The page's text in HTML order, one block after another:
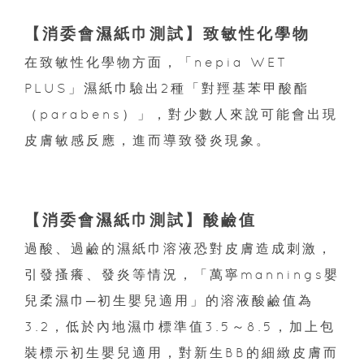
【消委會濕紙巾測試】致敏性化學物
在致敏性化學物方面，「nepia WET
PLUS」濕紙巾驗出2種「對羥基苯甲酸酯
（parabens）」，對少數人來說可能會出現
皮膚敏感反應，進而導致發炎現象。
【消委會濕紙巾測試】酸鹼值
過酸、過鹼的濕紙巾溶液恐對皮膚造成刺激，
引發搔癢、發炎等情況，「萬寧mannings嬰
兒柔濕巾─初生嬰兒適用」的溶液酸鹼值為
3.2，低於內地濕巾標準值3.5～8.5，加上包
裝標示初生嬰兒適用，對新生BB的細緻皮膚而